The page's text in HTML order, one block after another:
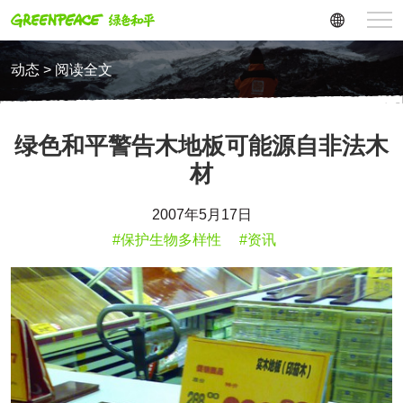
动态 > 阅读全文
绿色和平警告木地板可能源自非法木
材
2007年5月17日
#保护生物多样性
#资讯